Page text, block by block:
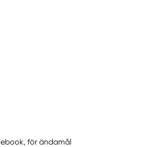
för ändamål